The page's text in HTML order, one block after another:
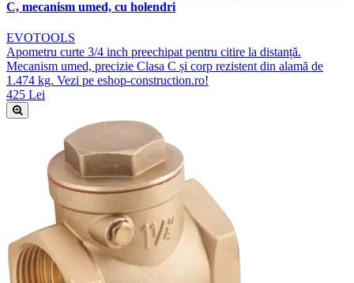
C, mecanism umed, cu holendri
EVOTOOLS
Apometru curte 3/4 inch preechipat pentru citire la distanță.
Mecanism umed, precizie Clasa C și corp rezistent din alamă de
1.474 kg. Vezi pe eshop-construction.ro!
425 Lei